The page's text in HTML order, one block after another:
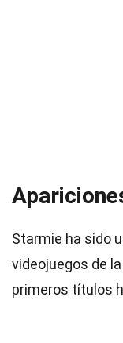
Starmie ha sido
videojuegos de
primeros títulos